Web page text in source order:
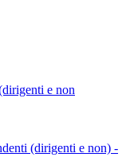
e non
(dirigenti e non) -